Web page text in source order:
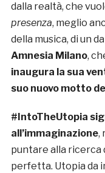
dalla realtà, che
presenza, meglio
della musica, di un
Amnesia Milano,
inaugura la sua
suo nuovo motto
#IntoTheUtopia
all’immaginazione,
puntare alla ricerca
perfetta. Utopia da